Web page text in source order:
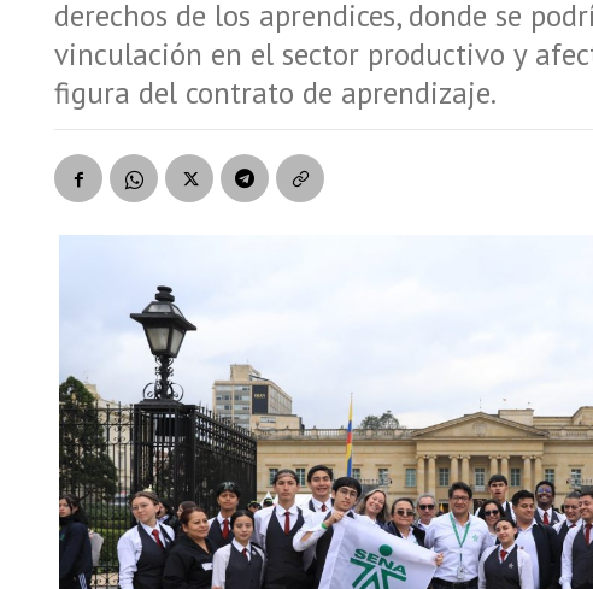
derechos de los aprendices, donde se
vinculación en el sector productivo y
figura del contrato de aprendizaje.